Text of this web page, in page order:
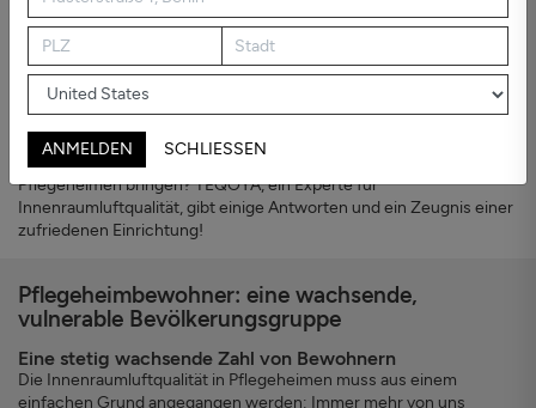
sind sie besonders anfällig und empfindlich gegenüber schlechter
Innenraumluftqualität. Ebenso stehen das Pflegepersonal, das
unter anspruchsvollen Arbeitsbedingungen tätig ist, an vorderster
Front, wenn es um die Folgen verschmutzter Innenraumluft geht.
Wie wirkt sich die Innenraumluftqualität direkt auf die
Lebensbedingungen der Bewohner und das Arbeitsumfeld des
Pflegeheimen bringen? TEQOYA, ein Experte für
Innenraumluftqualität, gibt einige Antworten und ein Zeugnis einer
zufriedenen Einrichtung!
Pflegeheimbewohner: eine wachsende,
vulnerable Bevölkerungsgruppe
Eine stetig wachsende Zahl von Bewohnern
Die Innenraumluftqualität in Pflegeheimen muss aus einem
einfachen Grund angegangen werden: Immer mehr von uns
ANMELDEN SCHLIESSEN